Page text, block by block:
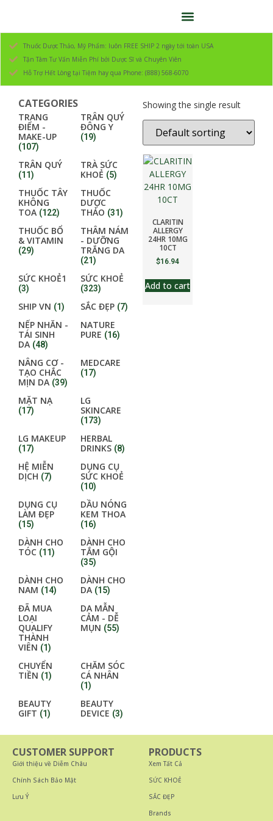
Thuốc Dược Thảo, Mỹ Phẩm: luôn FREE SHIP 2 ngày tới toàn USA
Tận Tâm Tư Vấn Miễn Phí bởi Dược Sĩ và Chuyên Viên
Hỗ Trợ Hết Lòng tại Tiệm hay qua Phone: (888) 568-6070
CATEGORIES
TRANG
ĐIỂM -
MAKE-UP
(107)
TRÂN QUÝ
ĐÔNG Y
(19)
TRÂN QUÝ
(11)
TRÀ SỨC
KHOẺ (5)
THUỐC TÂY
KHÔNG
TOA (122)
THUỐC
DƯỢC
THẢO (31)
THUỐC BỔ
& VITAMIN
(29)
THÂM NÁM
- DƯỠNG
TRẮNG DA
(21)
SỨC KHOẺ1
(3)
SỨC KHOẺ
(323)
SHIP VN (1) SẮC ĐẸP (7)
NẾP NHĂN -
TÁI SINH
DA (48)
NATURE
PURE (16)
NÂNG CƠ -
TẠO CHẮC
MỊN DA (39)
MEDCARE
(17)
MẶT NẠ
(17)
LG
SKINCARE
(173)
LG MAKEUP
(17)
HERBAL
DRINKS (8)
HỆ MIỄN
DỊCH (7)
DỤNG CỤ
SỨC KHOẺ
(10)
DỤNG CỤ
LÀM ĐẸP
(15)
DẦU NÓNG
KEM THOA
(16)
DÀNH CHO
TÓC (11)
DÀNH CHO
TẮM GỘI
(35)
DÀNH CHO
NAM (14)
DÀNH CHO
DA (15)
ĐÃ MUA
LOẠI
QUALIFY
THÀNH
VIÊN (1)
DA MẪN
CẢM - DỄ
MỤN (55)
CHUYỂN
TIỀN (1)
CHĂM SÓC
CÁ NHÂN
(1)
BEAUTY
GIFT (1)
BEAUTY
DEVICE (3)
Showing the single result
CLARITIN
ALLERGY
24HR 10MG
10CT
$16.94
Add to cart
CUSTOMER SUPPORT
Giới thiệu về Diễm Châu
Chính Sách Bảo Mật
Lưu Ý
PRODUCTS
Xem Tất Cả
SỨC KHOẺ
SẮC ĐẸP
Brands